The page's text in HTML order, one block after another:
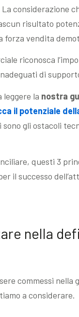
considerazione
risultato
forza vendita
riconosca
di
leggere la nostra
il potenziale
gli ostacoli
questi 3
il successo
nella
commessi
a considerare.